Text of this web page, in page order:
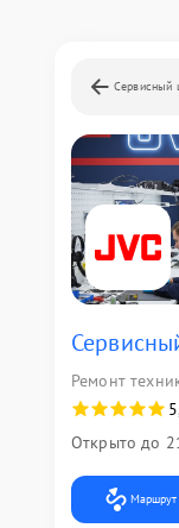
Сервисный
Ремонт
Открыто до
Маршрут